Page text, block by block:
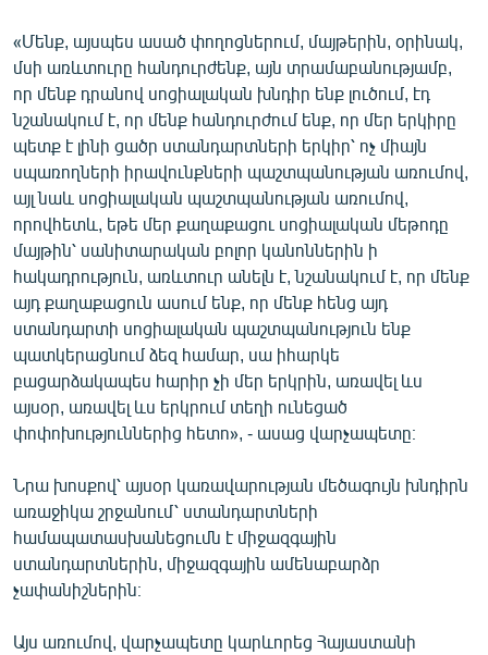
Русский
ՀԵՏԵՎԵՔ ՄԵԶ
«Ազատության» բոլոր կայքերը
«Մենք, այսպես ասած փողոցներում, մայթերին, օրինակ,
մսի առևտուրը հանդուրժենք, այն տրամաբանությամբ,
որ մենք դրանով սոցիալական խնդիր ենք լուծում, էդ
նշանակում է, որ մենք հանդուրժում ենք, որ մեր երկիրը
պետք է լինի ցածր ստանդարտների երկիր՝ ոչ միայն
սպառողների իրավունքների պաշտպանության առումով,
այլ նաև սոցիալական պաշտպանության առումով,
որովհետև, եթե մեր քաղաքացու սոցիալական մեթոդը
մայթին՝ սանիտարական բոլոր կանոններին ի
հակադրություն, առևտուր անելն է, նշանակում է, որ մենք
այդ քաղաքացուն ասում ենք, որ մենք հենց այդ
ստանդարտի սոցիալական պաշտպանություն ենք
պատկերացնում ձեզ համար, սա իհարկե
բացարձակապես հարիր չի մեր երկրին, առավել ևս
այսօր, առավել ևս երկրում տեղի ունեցած
փոփոխություններից հետո», - ասաց վարչապետը։
Նրա խոսքով՝ այսօր կառավարության մեծագույն խնդիրն
առաջիկա շրջանում՝ ստանդարտների
համապատասխանեցումն է միջազգային
ստանդարտներին, միջազգային ամենաբարձր
չափանիշներին։
Այս առումով, վարչապետը կարևորեց Հայաստանի